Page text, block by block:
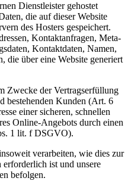
Dienstleister gehostet
die auf dieser Website
des Hosters gespeichert.
Kontaktanfragen, Meta-
Kontaktdaten, Namen,
die über eine Website generiert
Zwecke der Vertragserfüllung
bestehenden Kunden (Art. 6
einer sicheren, schnellen
Online-Angebots durch einen
1 lit. f DSGVO).
verarbeiten, wie dies zur
ist und unsere
befolgen.